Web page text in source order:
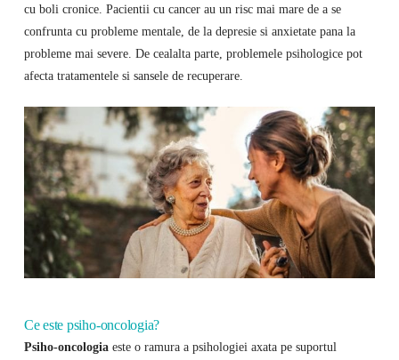
cu boli cronice. Pacientii cu cancer au un risc mai mare de a se
confrunta cu probleme mentale, de la depresie si anxietate pana la
probleme mai severe. De cealalta parte, problemele psihologice pot
afecta tratamentele si sansele de recuperare.
Ce este psiho-oncologia?
Psiho-oncologiaeste o ramura a psihologiei axata pe suportul